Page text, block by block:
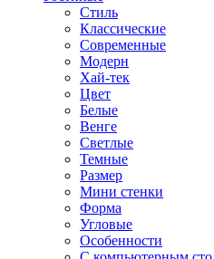
Стиль
Классические
Современные
Модерн
Хай-тек
Цвет
Белые
Венге
Светлые
Темные
Размер
Мини стенки
Форма
Угловые
Особенности